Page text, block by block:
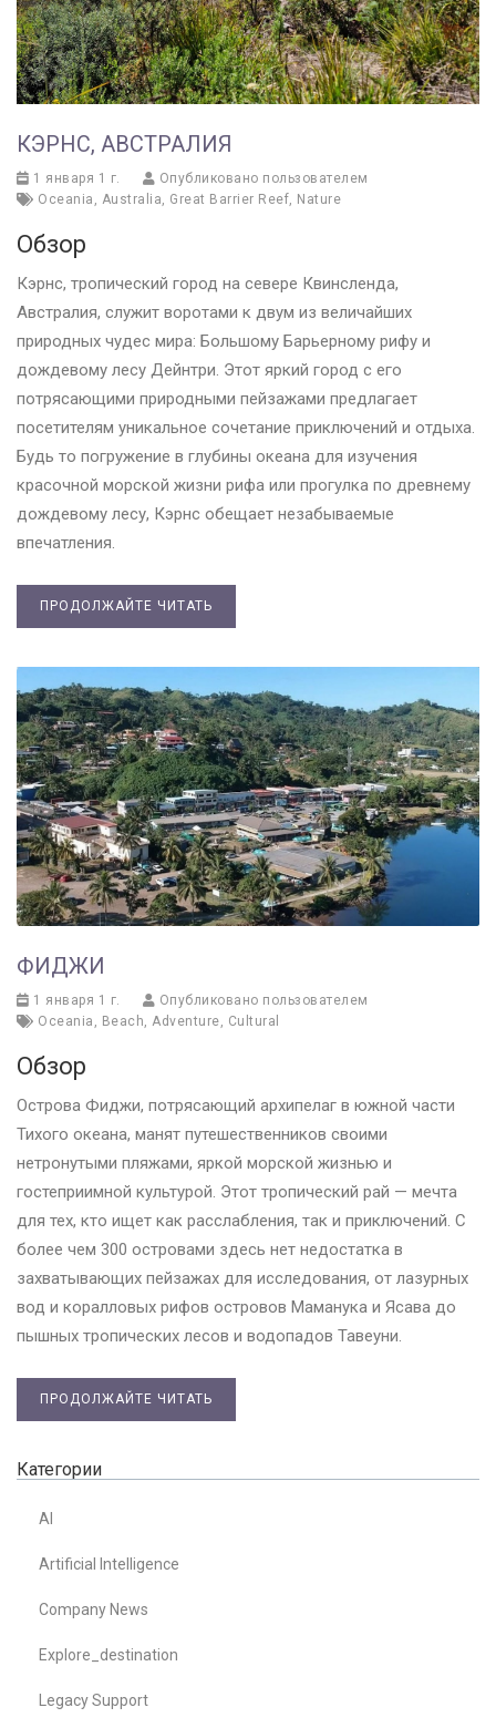
КЭРНС, АВСТРАЛИЯ
1 января 1 г.
Опубликовано пользователем
Oceania , Australia, Great Barrier Reef, Nature
Обзор
Кэрнс, тропический город на севере Квинсленда,
Австралия, служит воротами к двум из величайших
природных чудес мира: Большому Барьерному рифу и
дождевому лесу Дейнтри. Этот яркий город с его
потрясающими природными пейзажами предлагает
посетителям уникальное сочетание приключений и отдыха.
Будь то погружение в глубины океана для изучения
красочной морской жизни рифа или прогулка по древнему
дождевому лесу, Кэрнс обещает незабываемые
впечатления.
ПРОДОЛЖАЙТЕ ЧИТАТЬ
ФИДЖИ
1 января 1 г.
Опубликовано пользователем
Oceania , Beach, Adventure, Cultural
Обзор
Острова Фиджи, потрясающий архипелаг в южной части
Тихого океана, манят путешественников своими
нетронутыми пляжами, яркой морской жизнью и
гостеприимной культурой. Этот тропический рай — мечта
для тех, кто ищет как расслабления, так и приключений. С
более чем 300 островами здесь нет недостатка в
захватывающих пейзажах для исследования, от лазурных
вод и коралловых рифов островов Маманука и Ясава до
пышных тропических лесов и водопадов Тавеуни.
ПРОДОЛЖАЙТЕ ЧИТАТЬ
Категории
AI
Artificial Intelligence
Company News
Explore_destination
Legacy Support